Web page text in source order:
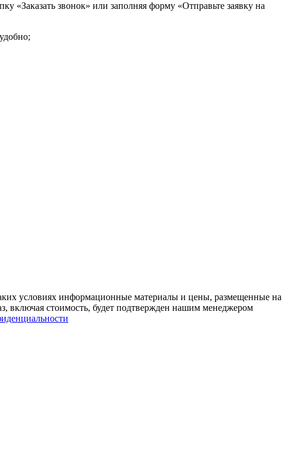
«Заказать звонок» или заполняя форму «Отправьте заявку на
условиях информационные материалы и цены, размещенные на
включая стоимость, будет подтвержден нашим менеджером